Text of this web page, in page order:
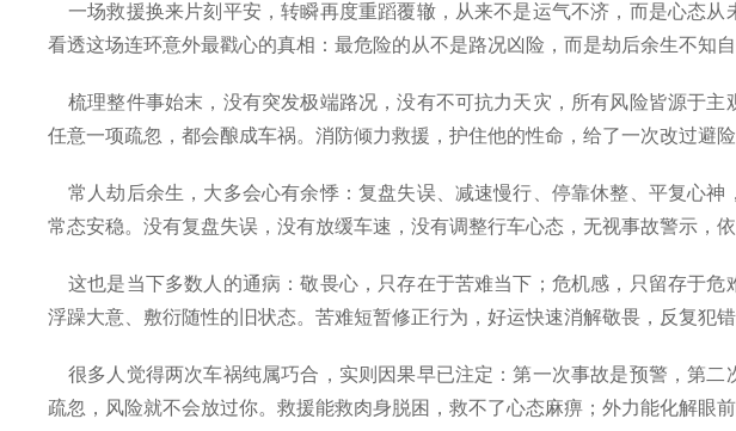
一场救援换来片刻平安，转瞬再度重蹈覆辙，从来不是运气不济，而是心态
看透这场连环意外最戳心的真相：最危险的从不是路况凶险，而是劫后余生不知
梳理整件事始末，没有突发极端路况，没有不可抗力天灾，所有风险皆源于
任意一项疏忽，都会酿成车祸。消防倾力救援，护住他的性命，给了一次改过避
常人劫后余生，大多会心有余悸：复盘失误、减速慢行、停靠休整、平复心
常态安稳。没有复盘失误，没有放缓车速，没有调整行车心态，无视事故警示，
这也是当下多数人的通病：敬畏心，只存在于苦难当下；危机感，只留存于
浮躁大意、敷衍随性的旧状态。苦难短暂修正行为，好运快速消解敬畏，反复犯
很多人觉得两次车祸纯属巧合，实则因果早已注定：第一次事故是预警，第
疏忽，风险就不会放过你。救援能救肉身脱困，救不了心态麻痹；外力能化解眼